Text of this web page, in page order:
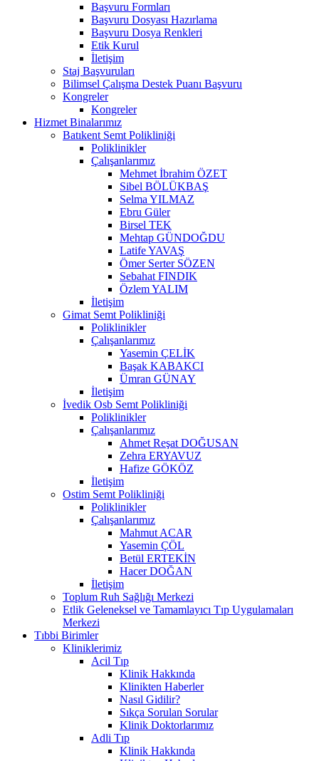
Başvuru Formları
Başvuru Dosyası Hazırlama
Başvuru Dosya Renkleri
Etik Kurul
İletişim
Staj Başvuruları
Bilimsel Çalışma Destek Puanı Başvuru
Kongreler
Kongreler
Hizmet Binalarımız
Batıkent Semt Polikliniği
Poliklinikler
Çalışanlarımız
Mehmet İbrahim ÖZET
Sibel BÖLÜKBAŞ
Selma YILMAZ
Ebru Güler
Birsel TEK
Mehtap GÜNDOĞDU
Latife YAVAŞ
Ömer Serter SÖZEN
Sebahat FINDIK
Özlem YALIM
İletişim
Gimat Semt Polikliniği
Poliklinikler
Çalışanlarımız
Yasemin ÇELİK
Başak KABAKCI
Ümran GÜNAY
İletişim
İvedik Osb Semt Polikliniği
Poliklinikler
Çalışanlarımız
Ahmet Reşat DOĞUSAN
Zehra ERYAVUZ
Hafize GÖKÖZ
İletişim
Ostim Semt Polikliniği
Poliklinikler
Çalışanlarımız
Mahmut ACAR
Yasemin ÇÖL
Betül ERTEKİN
Hacer DOĞAN
İletişim
Toplum Ruh Sağlığı Merkezi
Etlik Geleneksel ve Tamamlayıcı Tıp Uygulamaları
Merkezi
Tıbbi Birimler
Kliniklerimiz
Acil Tıp
Klinik Hakkında
Klinikten Haberler
Nasıl Gidilir?
Sıkça Sorulan Sorular
Klinik Doktorlarımız
Adli Tıp
Klinik Hakkında